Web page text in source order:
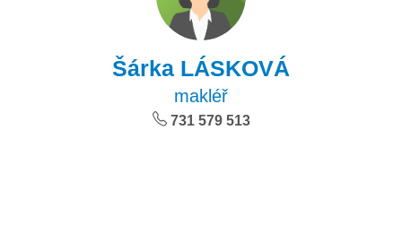
Šárka LÁSKOVÁ
makléř
731 579 513